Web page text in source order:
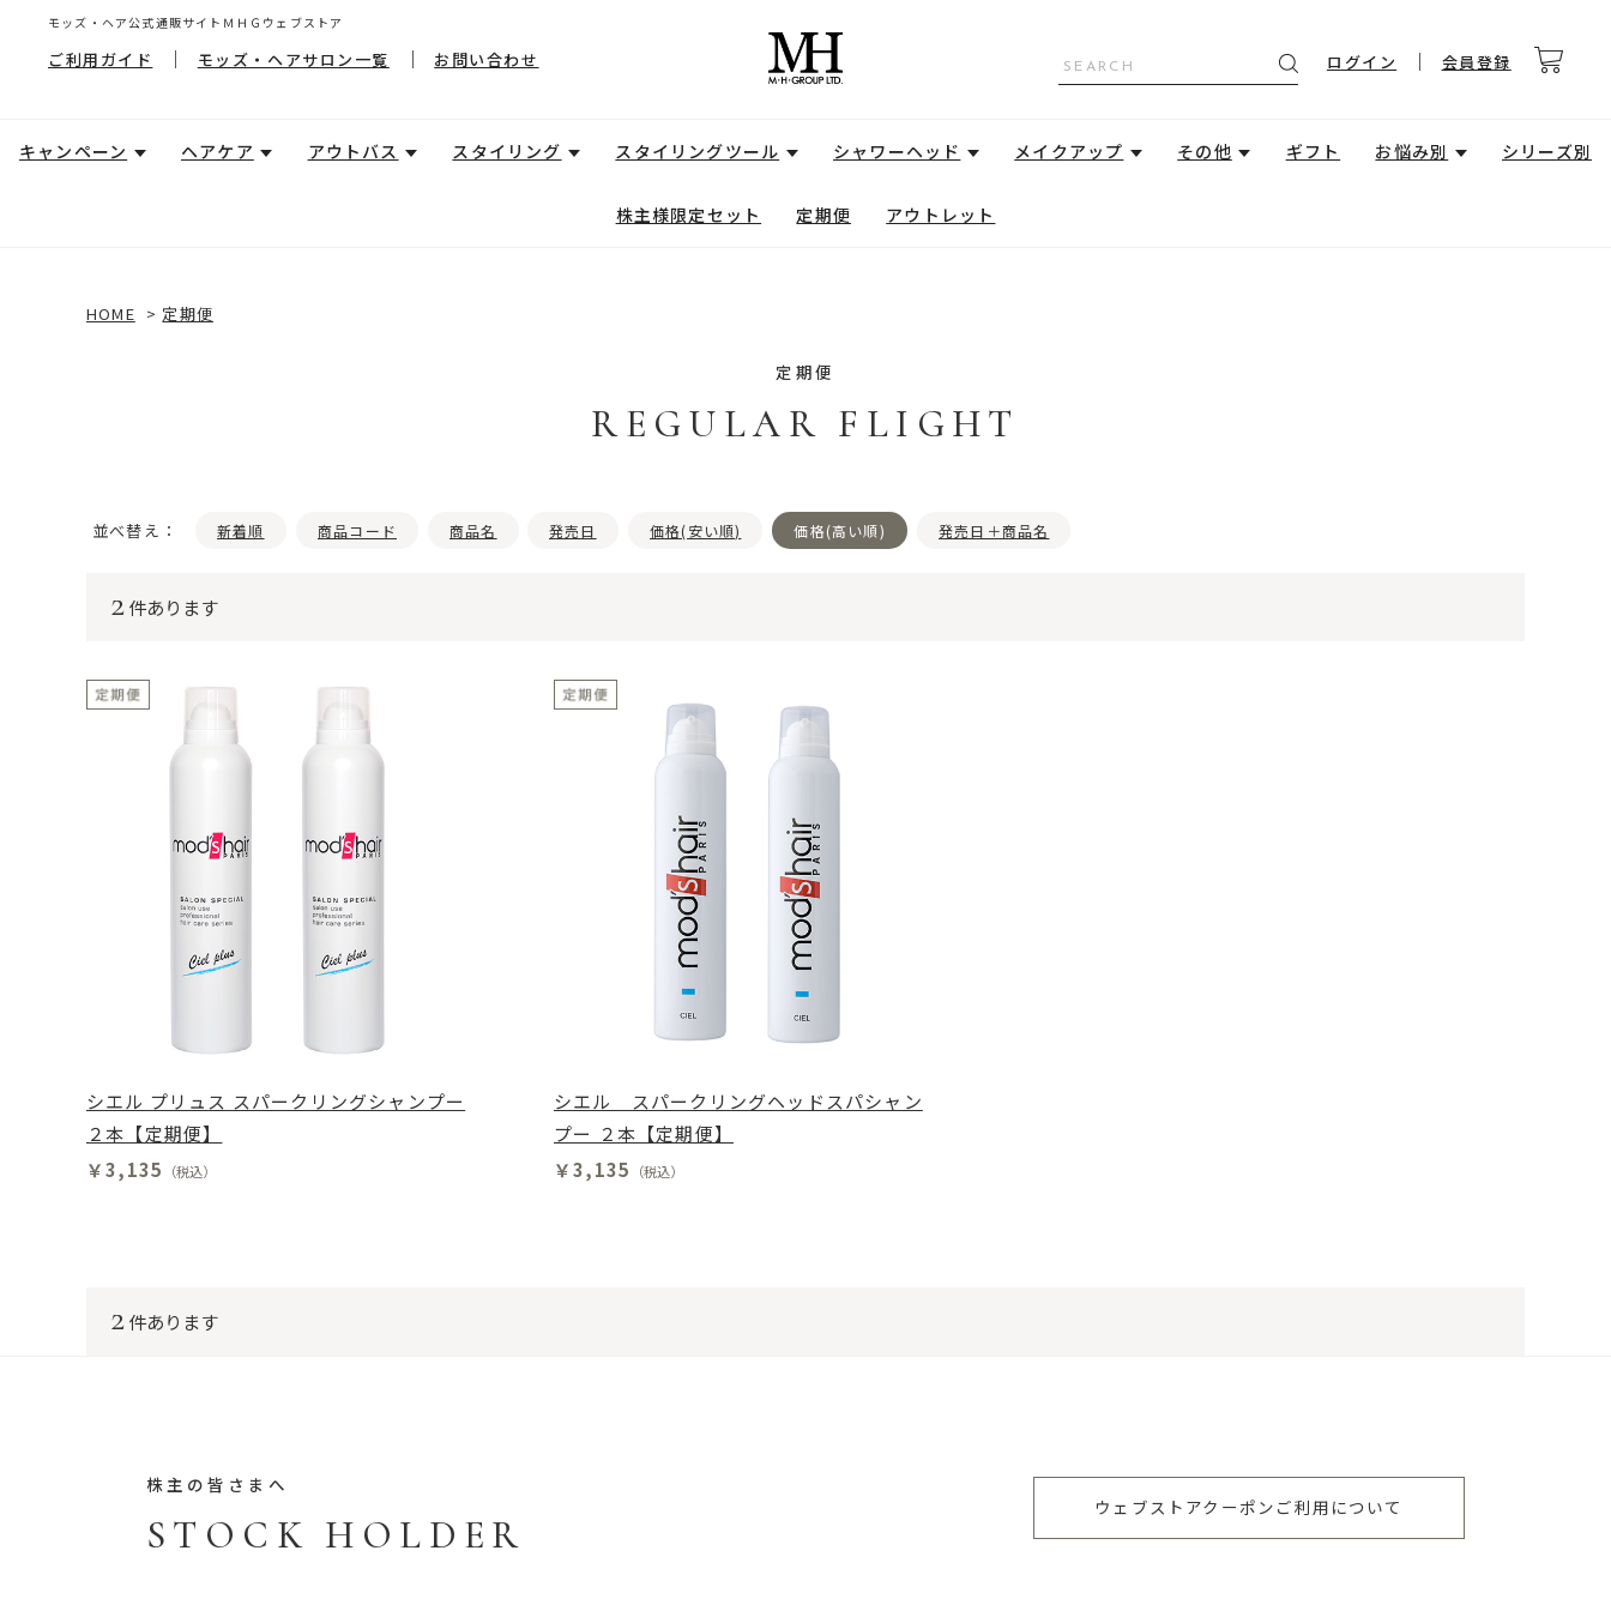
モッズ・ヘア公式通販サイトＭＨＧウェブストア
ご利用ガイド モッズ・ヘアサロン一覧 お問い合わせ ログイン 会員登録
キャンペーン ヘアケア アウトバス スタイリング スタイリングツール シャワーヘッド メイクアップ その他 ギフト お悩み別 シリーズ別
株主様限定セット 定期便 アウトレット
HOME > 定期便
定期便
REGULAR FLIGHT
並べ替え： 新着順 商品コード 商品名 発売日 価格(安い順) 価格(高い順) 発売日＋商品名
2件あります
シエル プリュス スパークリングシャンプー
２本【定期便】
￥3,135
（税込）
シエル スパークリングヘッドスパシャン
プー ２本【定期便】
￥3,135
（税込）
2件あります
株主の皆さまへ
STOCK HOLDER
ウェブストアクーポンご利用について